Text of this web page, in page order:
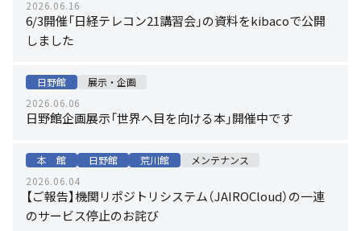
6/3開催「日経テレコン21講習会」の資料をkibacoで公開
しました
2026.06.16
日野館 展示・企画
日野館企画展示「世界へ目を向ける本」開催中です
2026.06.06
本 館 日野館 荒川館 メンテナンス
【ご報告】機関リポジトリシステム（JAIROCloud）の一連
のサービス停止のお詫び
2026.06.04